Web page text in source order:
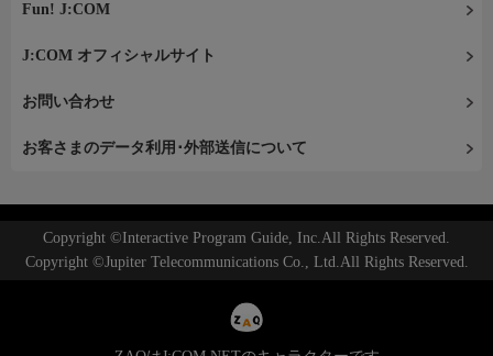
Fun! J:COM
J:COM オフィシャルサイト
お問い合わせ
お客さまのデータ利用･外部送信について
Copyright ©Interactive Program Guide, Inc.All Rights Reserved.
Copyright ©Jupiter Telecommunications Co., Ltd.All Rights Reserved.